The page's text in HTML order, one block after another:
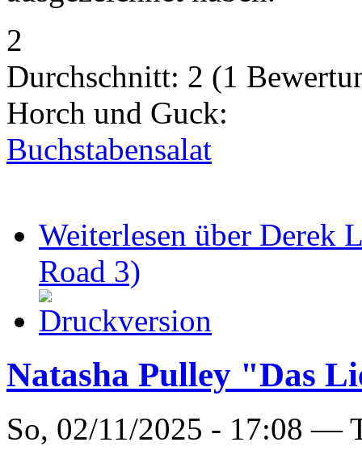
2
Durchschnitt: 2 (1
Horch und Guck:
Buchstabensalat
Weiterlesen über Derek
Road 3)
Natasha Pulley "Das
So, 02/11/2025 - 17:08 —